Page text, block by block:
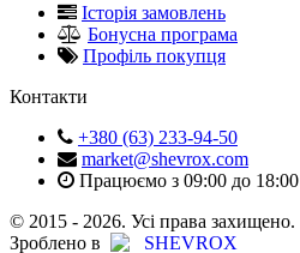
Історія замовлень
Бонусна програма
Профіль покупця
Контакти
+380 (63) 233-94-50
market@shevrox.com
Працюємо з 09:00 до 18:00
© 2015 - 2026. Усі права захищено.
Зроблено в
SHEVROX